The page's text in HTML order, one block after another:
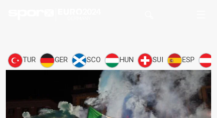
TUR GER SCO HUN SUI ESP